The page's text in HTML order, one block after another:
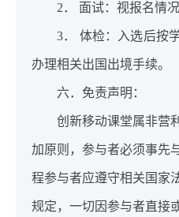
2． 面试：视报名情
3． 体检：入选后按
办理相关出国出境手续。
六．免责声明：
创新移动课堂属非营
加原则，参与者必须事先
程参与者应遵守相关国家
规定，一切因参与者直接